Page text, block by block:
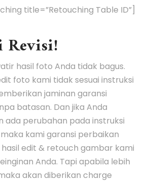
title=”Retouching Table ID”]
Revisi!
hasil foto Anda tidak bagus.
foto kami tidak sesuai instruksi
jaminan garansi
batasan. Dan jika Anda
ada perubahan pada instruksi
kami garansi perbaikan
hasil edit & retouch gambar kami
Anda. Tapi apabila lebih
akan diberikan charge